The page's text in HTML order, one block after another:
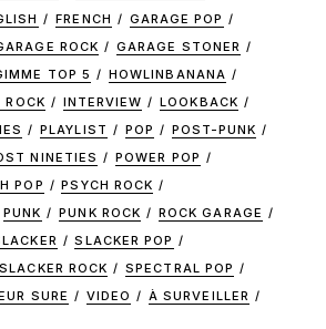
FRENCH
GARAGE POP
ROCK
GARAGE STONER
TOP 5
HOWLINBANANA
ROCK INTERVIEW
LOOKBACK
PLAYLIST POP
POST-PUNK
NINETIES
POWER POP
POP
PSYCH ROCK
PUNK PUNK ROCK
ROCK GARAGE
SLACKER POP
SLACKER ROCK
SPECTRAL POP
SURE VIDEO À SURVEILLER